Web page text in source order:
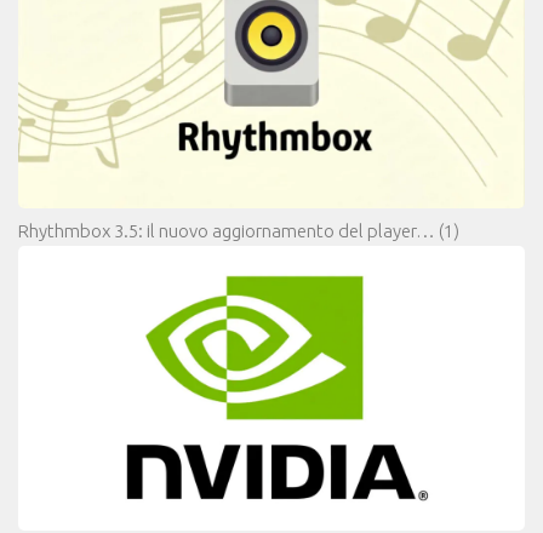
Rhythmbox 3.5: il nuovo aggiornamento del player… (1)